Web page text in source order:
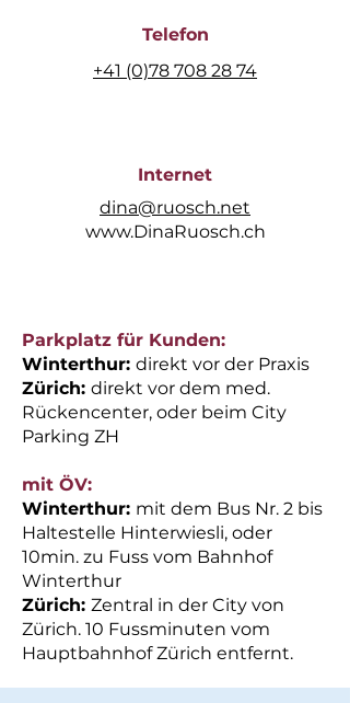
Telefon
+41 (0)78 708 28 74
Internet
dina@ruosch.net
www.DinaRuosch.ch
Parkplatz für Kunden:
Winterthur: direkt vor der Praxis
Zürich: direkt vor dem med.
Rückencenter, oder beim City
Parking ZH
mit ÖV:
Winterthur: mit dem Bus Nr. 2 bis
Haltestelle Hinterwiesli, oder
10min. zu Fuss vom Bahnhof
Winterthur
Zürich: Zentral in der City von
Zürich. 10 Fussminuten vom
Hauptbahnhof Zürich entfernt.